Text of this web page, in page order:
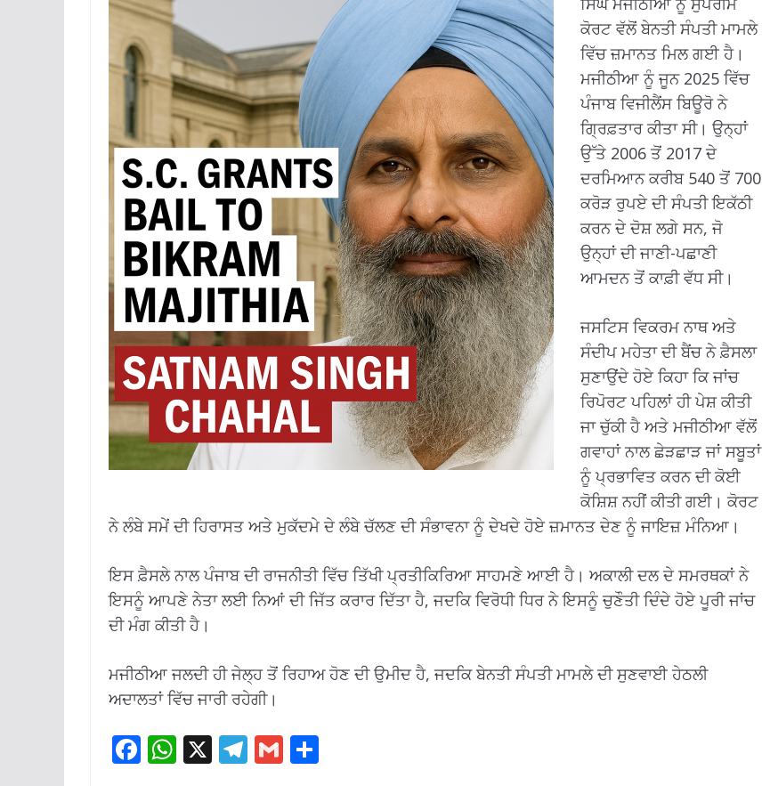
ਕੋਰਟ ਵੱਲੋਂ ਬੇਨਤੀ ਸੰਪਤੀ ਮਾਮਲੇ
ਵਿੱਚ ਜ਼ਮਾਨਤ ਮਿਲ ਗਈ ਹੈ।
ਮਜੀਠੀਆ ਨੂੰ ਜੂਨ 2025 ਵਿੱਚ
ਪੰਜਾਬ ਵਿਜੀਲੈਂਸ ਬਿਊਰੋ ਨੇ
ਗ੍ਰਿਫ਼ਤਾਰ ਕੀਤਾ ਸੀ। ਉਨ੍ਹਾਂ
ਉੱਤੇ 2006 ਤੋਂ 2017 ਦੇ
ਦਰਮਿਆਨ ਕਰੀਬ 540 ਤੋਂ 700
ਕਰੋੜ ਰੁਪਏ ਦੀ ਸੰਪਤੀ ਇਕੱਠੀ
ਕਰਨ ਦੇ ਦੋਸ਼ ਲਗੇ ਸਨ, ਜੋ
ਉਨ੍ਹਾਂ ਦੀ ਜਾਣੀ-ਪਛਾਣੀ
ਆਮਦਨ ਤੋਂ ਕਾਫ਼ੀ ਵੱਧ ਸੀ।
ਜਸਟਿਸ ਵਿਕਰਮ ਨਾਥ ਅਤੇ
ਸੰਦੀਪ ਮਹੇਤਾ ਦੀ ਬੈਂਚ ਨੇ ਫ਼ੈਸਲਾ
ਸੁਣਾਉਂਦੇ ਹੋਏ ਕਿਹਾ ਕਿ ਜਾਂਚ
ਰਿਪੋਰਟ ਪਹਿਲਾਂ ਹੀ ਪੇਸ਼ ਕੀਤੀ
ਜਾ ਚੁੱਕੀ ਹੈ ਅਤੇ ਮਜੀਠੀਆ ਵੱਲੋਂ
ਗਵਾਹਾਂ ਨਾਲ ਛੇੜਛਾੜ ਜਾਂ ਸਬੂਤਾਂ
ਨੂੰ ਪ੍ਰਭਾਵਿਤ ਕਰਨ ਦੀ ਕੋਈ
ਕੋਸ਼ਿਸ਼ ਨਹੀਂ ਕੀਤੀ ਗਈ। ਕੋਰਟ
ਨੇ ਲੰਬੇ ਸਮੇਂ ਦੀ ਹਿਰਾਸਤ ਅਤੇ ਮੁਕੱਦਮੇ ਦੇ ਲੰਬੇ ਚੱਲਣ ਦੀ ਸੰਭਾਵਨਾ ਨੂੰ ਦੇਖਦੇ ਹੋਏ ਜ਼ਮਾਨਤ ਦੇਣ ਨੂੰ ਜਾਇਜ਼ ਮੰਨਿਆ।
ਇਸ ਫ਼ੈਸਲੇ ਨਾਲ ਪੰਜਾਬ ਦੀ ਰਾਜਨੀਤੀ ਵਿੱਚ ਤਿੱਖੀ ਪ੍ਰਤੀਕਿਰਿਆ ਸਾਹਮਣੇ ਆਈ ਹੈ। ਅਕਾਲੀ ਦਲ ਦੇ ਸਮਰਥਕਾਂ ਨੇ
ਇਸਨੂੰ ਆਪਣੇ ਨੇਤਾ ਲਈ ਨਿਆਂ ਦੀ ਜਿੱਤ ਕਰਾਰ ਦਿੱਤਾ ਹੈ, ਜਦਕਿ ਵਿਰੋਧੀ ਧਿਰ ਨੇ ਇਸਨੂੰ ਚੁਣੌਤੀ ਦਿੰਦੇ ਹੋਏ ਪੂਰੀ ਜਾਂਚ
ਦੀ ਮੰਗ ਕੀਤੀ ਹੈ।
ਮਜੀਠੀਆ ਜਲਦੀ ਹੀ ਜੇਲ੍ਹ ਤੋਂ ਰਿਹਾਅ ਹੋਣ ਦੀ ਉਮੀਦ ਹੈ, ਜਦਕਿ ਬੇਨਤੀ ਸੰਪਤੀ ਮਾਮਲੇ ਦੀ ਸੁਣਵਾਈ ਹੇਠਲੀ
ਅਦਾਲਤਾਂ ਵਿੱਚ ਜਾਰੀ ਰਹੇਗੀ।
F W X T G